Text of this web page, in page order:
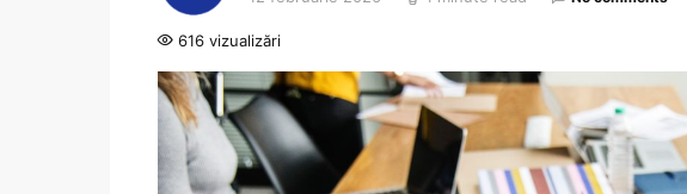
616 vizualizări